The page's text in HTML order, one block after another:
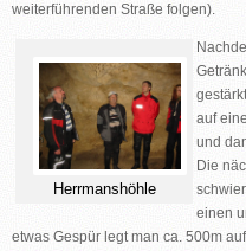
weiterführenden Straße folgen).
Herrmanshöhle
auf
und
Die
einen
etwas Gespür legt man ca. 500m